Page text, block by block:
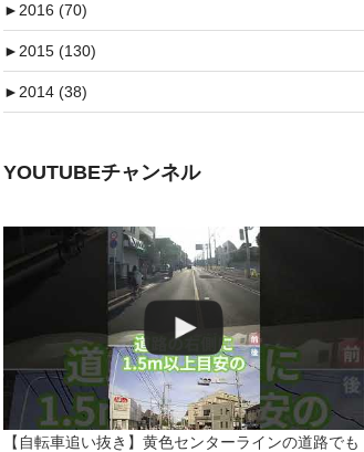
►2016 (70)
►2015 (130)
►2014 (38)
YOUTUBEチャンネル
【自転車追い抜き】黄色センターラインの道路でも